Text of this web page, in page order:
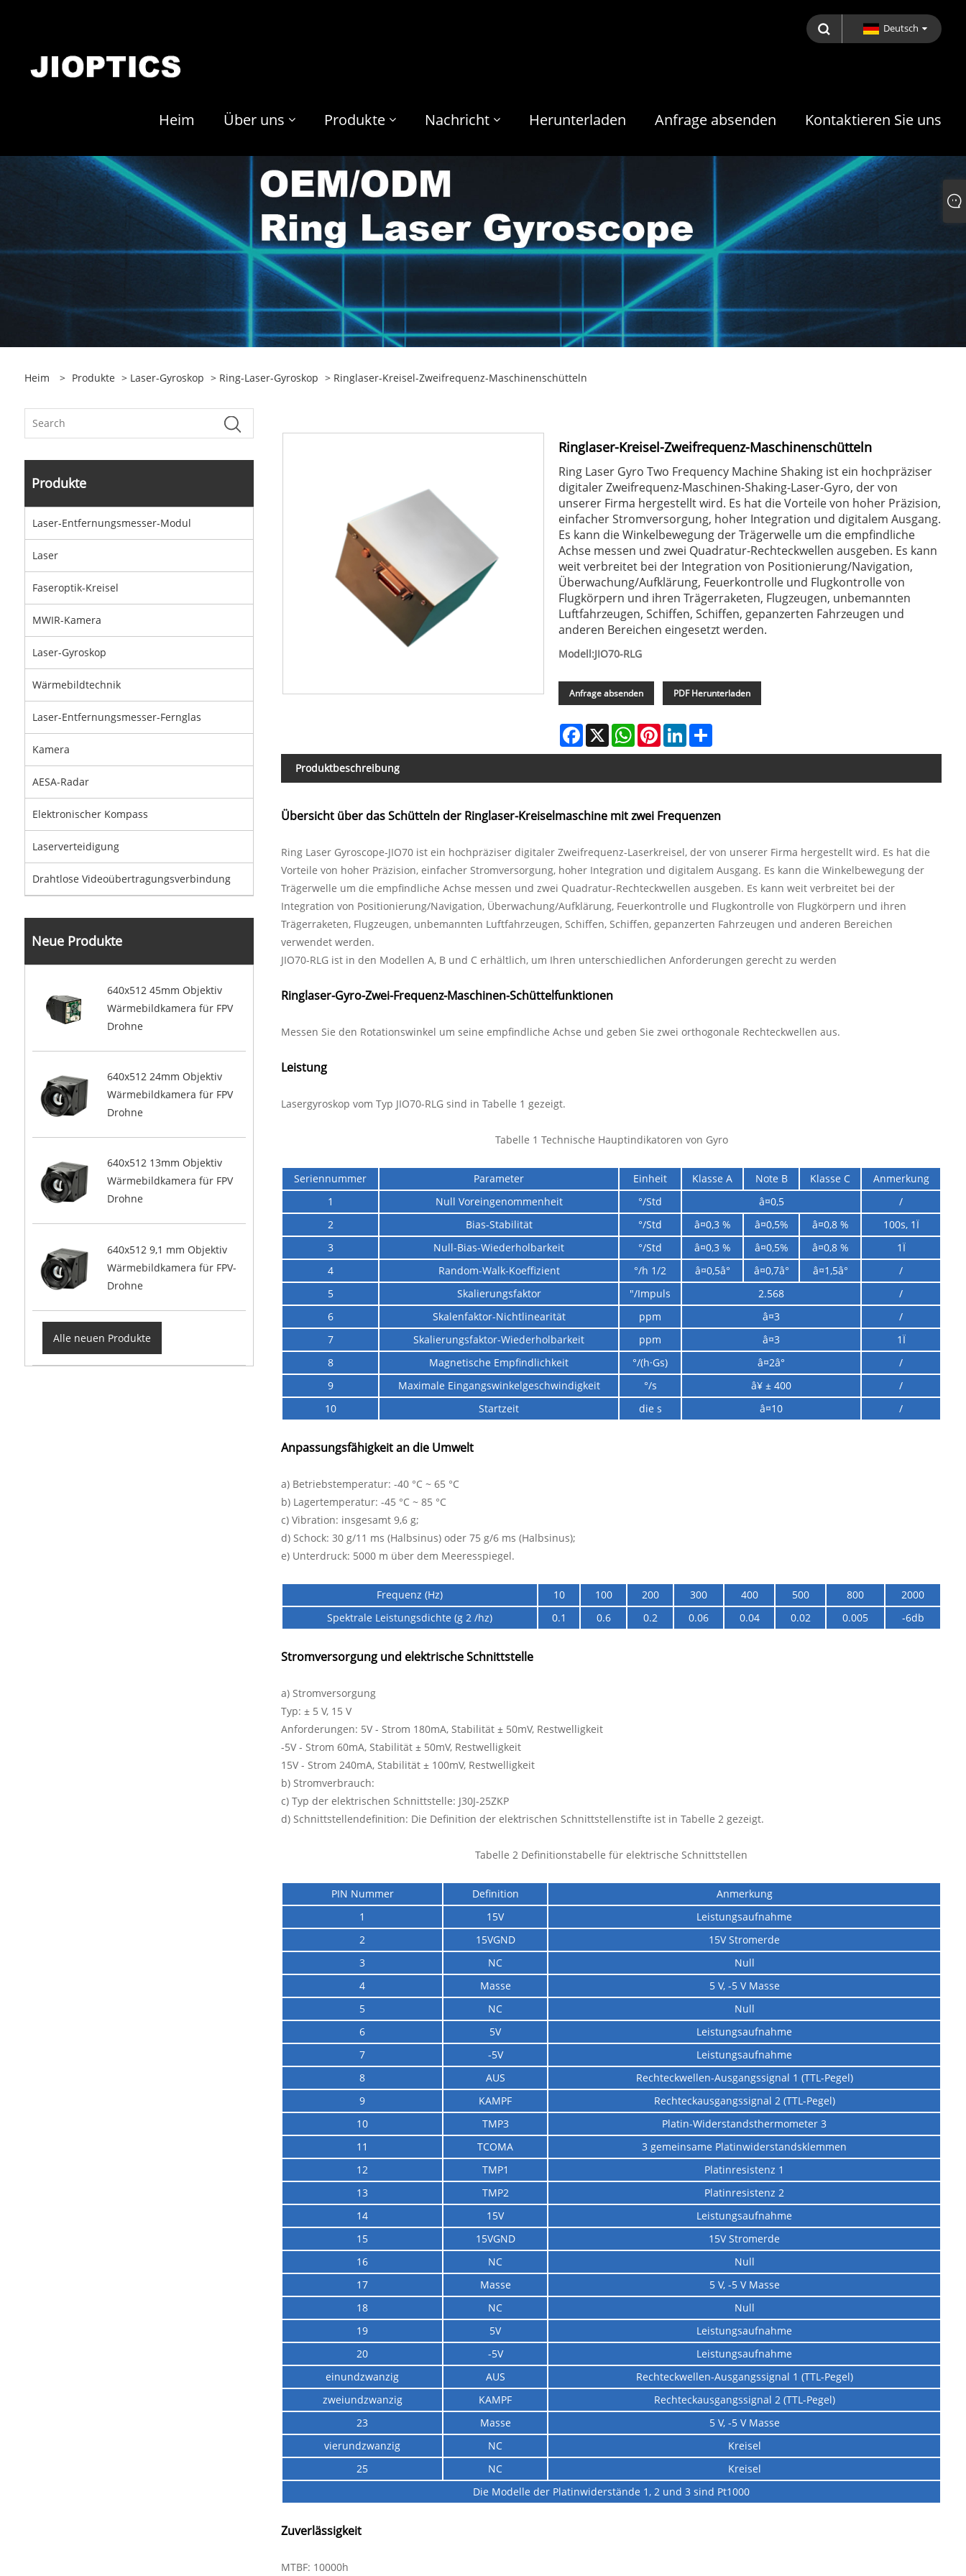
Deutsch
Heim Über uns Produkte Nachricht Herunterladen Anfrage absenden Kontaktieren Sie uns
Heim > Produkte > Laser-Gyroskop > Ring-Laser-Gyroskop > Ringlaser-Kreisel-Zweifrequenz-Maschinenschütteln
Produkte
Laser-Entfernungsmesser-Modul
Laser
Faseroptik-Kreisel
MWIR-Kamera
Laser-Gyroskop
Wärmebildtechnik
Laser-Entfernungsmesser-Fernglas
Kamera
AESA-Radar
Elektronischer Kompass
Laserverteidigung
Drahtlose Videoübertragungsverbindung
Neue Produkte
640x512 45mm Objektiv
Wärmebildkamera für FPV
Drohne
640x512 24mm Objektiv
Wärmebildkamera für FPV
Drohne
640x512 13mm Objektiv
Wärmebildkamera für FPV
Drohne
640x512 9,1 mm Objektiv
Wärmebildkamera für FPV-
Drohne
Alle neuen Produkte
Ringlaser-Kreisel-Zweifrequenz-Maschinenschütteln
Ring Laser Gyro Two Frequency Machine Shaking ist ein hochpräziser
digitaler Zweifrequenz-Maschinen-Shaking-Laser-Gyro, der von
unserer Firma hergestellt wird. Es hat die Vorteile von hoher Präzision,
einfacher Stromversorgung, hoher Integration und digitalem Ausgang.
Es kann die Winkelbewegung der Trägerwelle um die empfindliche
Achse messen und zwei Quadratur-Rechteckwellen ausgeben. Es kann
weit verbreitet bei der Integration von Positionierung/Navigation,
Überwachung/Aufklärung, Feuerkontrolle und Flugkontrolle von
Flugkörpern und ihren Trägerraketen, Flugzeugen, unbemannten
Luftfahrzeugen, Schiffen, Schiffen, gepanzerten Fahrzeugen und
anderen Bereichen eingesetzt werden.
Modell:JIO70-RLG
Anfrage absenden PDF Herunterladen
Facebook
X WhatsApp
PinterestLinkedIn
Produktbeschreibung
Übersicht über das Schütteln der Ringlaser-Kreiselmaschine mit zwei Frequenzen
Ring Laser Gyroscope-JIO70 ist ein hochpräziser digitaler Zweifrequenz-Laserkreisel, der von unserer Firma hergestellt wird. Es hat die
Vorteile von hoher Präzision, einfacher Stromversorgung, hoher Integration und digitalem Ausgang. Es kann die Winkelbewegung der
Trägerwelle um die empfindliche Achse messen und zwei Quadratur-Rechteckwellen ausgeben. Es kann weit verbreitet bei der
Integration von Positionierung/Navigation, Überwachung/Aufklärung, Feuerkontrolle und Flugkontrolle von Flugkörpern und ihren
Trägerraketen, Flugzeugen, unbemannten Luftfahrzeugen, Schiffen, Schiffen, gepanzerten Fahrzeugen und anderen Bereichen
verwendet werden.
JIO70-RLG ist in den Modellen A, B und C erhältlich, um Ihren unterschiedlichen Anforderungen gerecht zu werden
Ringlaser-Gyro-Zwei-Frequenz-Maschinen-Schüttelfunktionen
Messen Sie den Rotationswinkel um seine empfindliche Achse und geben Sie zwei orthogonale Rechteckwellen aus.
Leistung
Lasergyroskop vom Typ JIO70-RLG sind in Tabelle 1 gezeigt.
Tabelle 1 Technische Hauptindikatoren von Gyro
Seriennummer Parameter Einheit Klasse A Note B Klasse C
Anmerkung
1
Null Voreingenommenheit °/Std â¤0,5
/
2
Bias-Stabilität °/Std â¤0,3 % â¤0,5% â¤0,8 %
100s, 1Ï
3
Null-Bias-Wiederholbarkeit °/Std â¤0,3 % â¤0,5% â¤0,8 %
1Ï
4
Random-Walk-Koeffizient °/h 1/2 â¤0,5â° â¤0,7â° â¤1,5â°
/
5
Skalierungsfaktor "/Impuls 2.568
/
6
Skalenfaktor-Nichtlinearität ppm â¤3
/
7
Skalierungsfaktor-Wiederholbarkeit ppm â¤3
1Ï
8
Magnetische Empfindlichkeit °/(h·Gs) â¤2â°
/
9
Maximale Eingangswinkelgeschwindigkeit °/s â¥ ± 400
/
10
Startzeit die s â¤10 /
Anpassungsfähigkeit an die Umwelt
a) Betriebstemperatur: -40 °C ~ 65 °C
b) Lagertemperatur: -45 °C ~ 85 °C
c) Vibration: insgesamt 9,6 g;
d) Schock: 30 g/11 ms (Halbsinus) oder 75 g/6 ms (Halbsinus);
e) Unterdruck: 5000 m über dem Meeresspiegel.
Frequenz (Hz) 10 100 200 300 400 500 800
2000
Spektrale Leistungsdichte (g 2 /hz)
0.1 0.6 0.2 0.06 0.04 0.02 0.005 -6db
Stromversorgung und elektrische Schnittstelle
a) Stromversorgung
Typ: ± 5 V, 15 V
Anforderungen: 5V - Strom 180mA, Stabilität ± 50mV, Restwelligkeit
-5V - Strom 60mA, Stabilität ± 50mV, Restwelligkeit
15V - Strom 240mA, Stabilität ± 100mV, Restwelligkeit
b) Stromverbrauch:
c) Typ der elektrischen Schnittstelle: J30J-25ZKP
d) Schnittstellendefinition: Die Definition der elektrischen Schnittstellenstifte ist in Tabelle 2 gezeigt.
Tabelle 2 Definitionstabelle für elektrische Schnittstellen
PIN Nummer Definition
Anmerkung
1
15V
Leistungsaufnahme
2
15VGND
15V Stromerde
3
NC
Null
4
Masse
5 V, -5 V Masse
5
NC
Null
6
5V
Leistungsaufnahme
7
-5V
Leistungsaufnahme
8
AUS
Rechteckwellen-Ausgangssignal 1 (TTL-Pegel)
9
KAMPF
Rechteckausgangssignal 2 (TTL-Pegel)
10
TMP3
Platin-Widerstandsthermometer 3
11
TCOMA
3 gemeinsame Platinwiderstandsklemmen
12
TMP1
Platinresistenz 1
13
TMP2
Platinresistenz 2
14
15V
Leistungsaufnahme
15
15VGND
15V Stromerde
16
NC
Null
17
Masse
5 V, -5 V Masse
18
NC
Null
19
5V
Leistungsaufnahme
20
-5V
Leistungsaufnahme
einundzwanzig
AUS
Rechteckwellen-Ausgangssignal 1 (TTL-Pegel)
zweiundzwanzig
KAMPF
Rechteckausgangssignal 2 (TTL-Pegel)
23
Masse
5 V, -5 V Masse
vierundzwanzig
NC
Kreisel
25
NC
Kreisel
Die Modelle der Platinwiderstände 1, 2 und 3 sind Pt1000
Zuverlässigkeit
MTBF: 10000h